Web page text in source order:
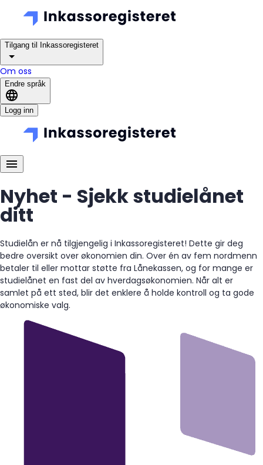
Tilgang til Inkassoregisteret
Om oss
Endre språk
Logg inn
Nyhet - Sjekk studielånet
ditt
Studielån er nå tilgjengelig i Inkassoregisteret! Dette gir deg
bedre oversikt over økonomien din. Over én av fem nordmenn
betaler til eller mottar støtte fra Lånekassen, og for mange er
studielånet en fast del av hverdagsøkonomien. Når alt er
samlet på ett sted, blir det enklere å holde kontroll og ta gode
økonomiske valg.